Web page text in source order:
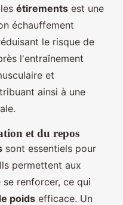
étirements est une
échauffement
le risque de
l'entraînement
et
ainsi à une
et du repos
sont essentiels pour
permettent aux
renforcer, ce qui
poids efficace. Un